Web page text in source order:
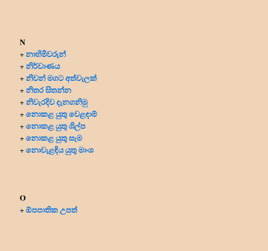
N
+නාහිමිවරුන්
+නිර්වාණය
+නිවන් මගට අත්වැලක්
+නිතර සිතන්න
+නිවැරදිව දැනගනිමු
+නොකළ යුතු වෙළඳාම්
+නොකළ යුතු ශිල්ප
+නොකළ යුතු සැම
+නොවැළඳිය යුතු මාංශ
O
+ඕපපාතික උපත්